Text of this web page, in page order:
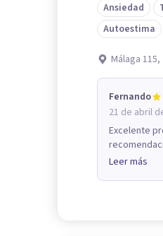
Ansiedad
Autoestima
Málaga
Fernando
21 de abril
Excelente
Leer más